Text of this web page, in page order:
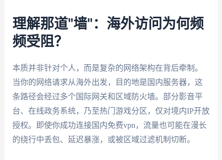
理解那道"墙"：海外访问为何频
频受阻？
本质并非针对个人，而是复杂的网络架构在背后牵制。
当你的网络请求从海外出发，目的地是国内服务器，这
条路径会经过多个国际网关和区域防火墙。部分影音平
台、在线政务系统，乃至热门游戏分区，仅对境内IP开放
授权。即使你成功连接国内免费vpn，流量也可能在漫长
的绕行中丢包、延迟暴涨，或被区域过滤机制切断。